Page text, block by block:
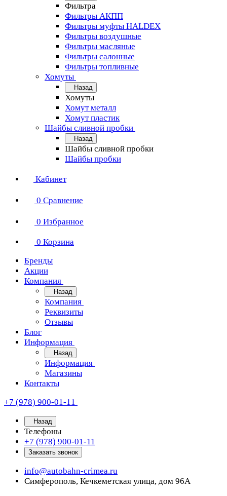
Фильтра
Фильтры АКПП
Фильтры муфты HALDEX
Фильтры воздушные
Фильтры масляные
Фильтры салонные
Фильтры топливные
Хомуты
Назад
Хомуты
Хомут металл
Хомут пластик
Шайбы сливной пробки
Назад
Шайбы сливной пробки
Шайбы пробки
Кабинет
0 Сравнение
0 Избранное
0 Корзина
Бренды
Акции
Компания
Назад
Компания
Реквизиты
Отзывы
Блог
Информация
Назад
Информация
Магазины
Контакты
+7 (978) 900-01-11
Назад
Телефоны
+7 (978) 900-01-11
Заказать звонок
info@autobahn-crimea.ru
Симферополь, Кечкеметская улица, дом 96А